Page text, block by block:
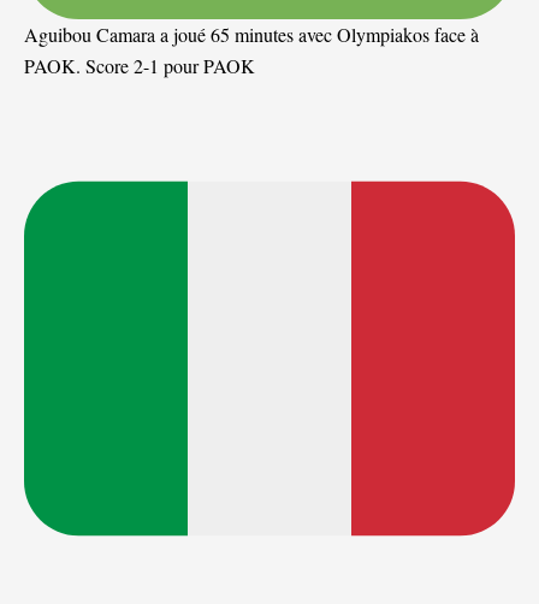
Aguibou Camara a joué 65 minutes avec Olympiakos face à
PAOK. Score 2-1 pour PAOK